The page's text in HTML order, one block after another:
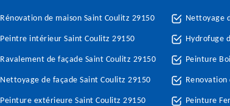
Rénovation de maison Saint Coulitz 29150
Peintre intérieur Saint Coulitz 29150
Ravalement de façade Saint Coulitz 29150
Nettoyage de façade Saint Coulitz 29150
Peinture extérieure Saint Coulitz 29150
Nettoyage
Hydrofuge
Peinture
Renovation
Peinture